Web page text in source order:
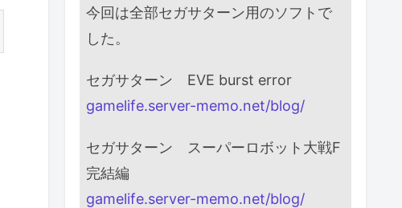
今回は全部セガサターン用のソフトで
した。
セガサターン EVE burst error
gamelife.server-memo.net/blog/
セガサターン スーパーロボット大戦F
完結編
gamelife.server-memo.net/blog/